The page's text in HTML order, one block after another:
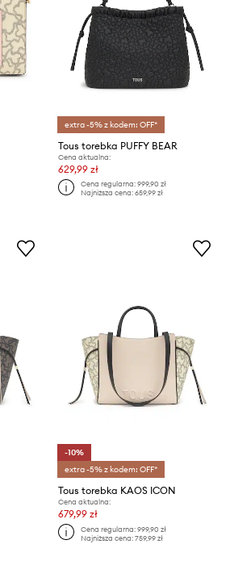
extra -5% z kodem: OFF*
Tous torebka PUFFY BEAR
Cena aktualna:
629,99 zł
Cena regularna:999,90 zł
Najniższa cena:659,99 zł
-10%
extra -5% z kodem: OFF*
Tous torebka KAOS ICON
Cena aktualna:
679,99 zł
Cena regularna:999,90 zł
Najniższa cena:759,99 zł